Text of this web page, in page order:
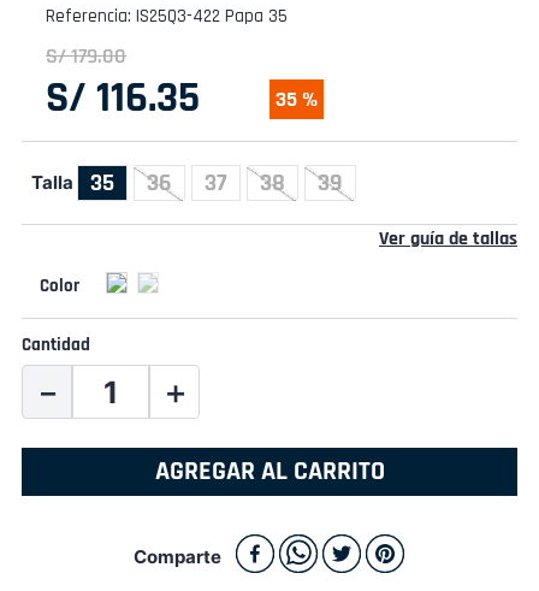
Referencia: IS25Q3-422 Papa 35
S/179.00
S/ 116.35 35 %
Talla 35 36 37 38 39
Ver guía de tallas
Cantidad
＋
－
AGREGAR AL CARRITO
Comparte